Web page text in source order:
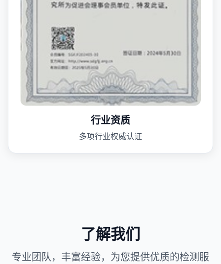
行业资质
多项行业权威认证
了解我们
专业团队，丰富经验，为您提供优质的检测服